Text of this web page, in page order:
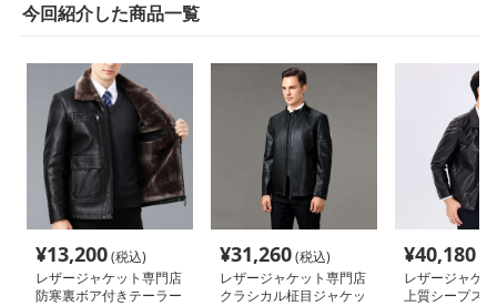
今回紹介した商品一覧
¥13,200(税込)
レザージャケット専門店
防寒裏ボア付きテーラー
¥31,260(税込)
レザージャケット専門店
クラシカル柾目ジャケッ
¥40,180
レザージャケ
上質シープス